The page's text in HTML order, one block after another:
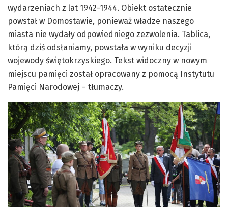
wydarzeniach z lat 1942-1944. Obiekt ostatecznie
powstał w Domostawie, ponieważ władze naszego
miasta nie wydały odpowiedniego zezwolenia. Tablica,
którą dziś odsłaniamy, powstała w wyniku decyzji
wojewody świętokrzyskiego. Tekst widoczny w nowym
miejscu pamięci został opracowany z pomocą Instytutu
Pamięci Narodowej – tłumaczy.